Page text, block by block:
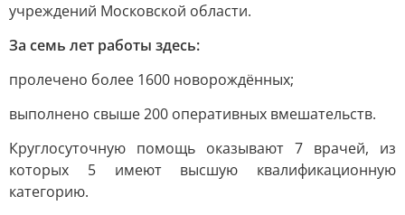
учреждений Московской области.
За семь лет работы здесь:
пролечено более 1600 новорождённых;
выполнено свыше 200 оперативных вмешательств.
Круглосуточную помощь оказывают 7 врачей, из
которых 5 имеют высшую квалификационную
категорию.